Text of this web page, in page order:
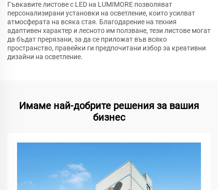
Гъвкавите листове с LED на LUMIMORE позволяват
персонализирани установки на осветление, които усилват
атмосферата на всяка стая. Благодарение на техния
адаптивен характер и лесното им ползване, тези листове могат
да бъдат прерязани, за да се приложат във всяко
пространство, правейки ги предпочитани избор за креативни
дизайни на осветление.
Имаме най-добрите решения за вашия
бизнес